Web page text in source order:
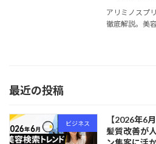
アリミノスプ
徹底解説。美
最近の投稿
ビジネス
【2026年6
髪質改善が